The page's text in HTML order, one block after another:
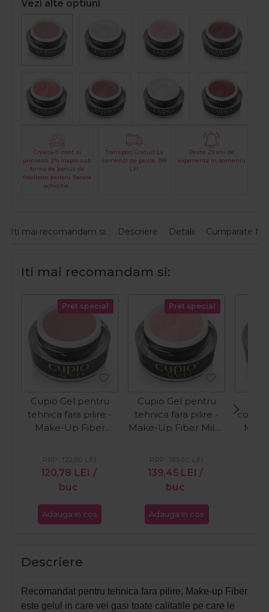
Vezi alte optiuni
Creaza-ti cont si
primesti 2% inapoi sub
forma de bonus de
fidelitate pentru fiecare
achizitie.
Transport Gratuit La
comenzi de peste 399
LEI
Peste 29 ani de
experienta in domeniu
Iti mai recomandam si: Descriere Detalii Cumparate
Iti mai recomandam si:
Pret special
Cupio Gel pentru
tehnica fara pilire -
Make-Up Fiber
120,78 LEI /
buc
PRP: 122,00 LEI
Adauga in cos
Pret special
Cupio Gel pentru
tehnica fara pilire -
Make-Up Fiber Milky
139,45 LEI /
buc
PRP: 163,00 LEI
Adauga in cos
Descriere
Recomandat pentru tehnica fara pilire, Make-up Fiber
este gelul in care vei gasi toate calitatile pe care le